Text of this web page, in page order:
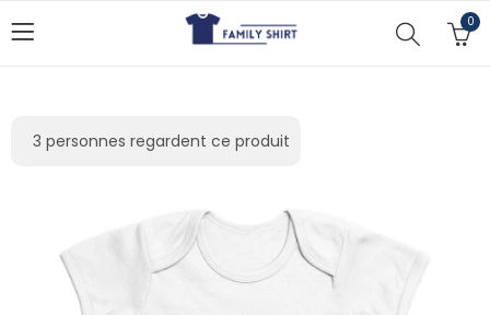
0
3 personnes regardent ce produit